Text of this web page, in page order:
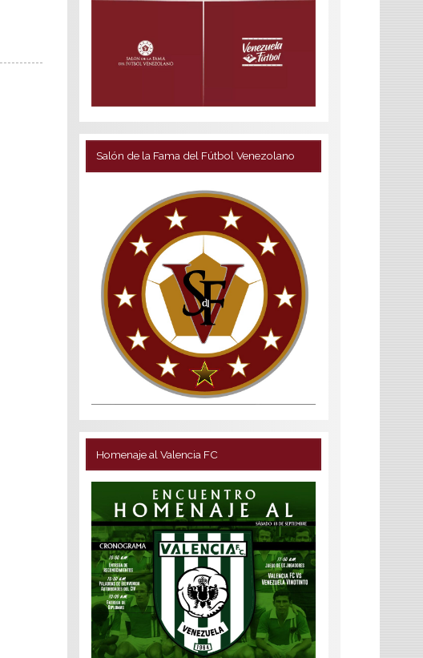
Salón de la Fama del Fútbol Venezolano
Homenaje al Valencia FC